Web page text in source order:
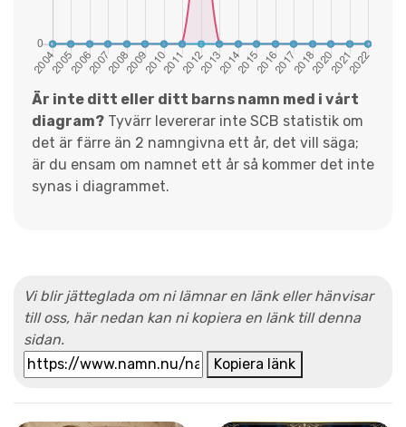
Är inte ditt eller ditt barns namn med i vårt
diagram? Tyvärr levererar inte SCB statistik om
det är färre än 2 namngivna ett år, det vill säga;
är du ensam om namnet ett år så kommer det inte
synas i diagrammet.
Vi blir jätteglada om ni lämnar en länk eller hänvisar
till oss, här nedan kan ni kopiera en länk till denna
sidan.
Kopiera länk